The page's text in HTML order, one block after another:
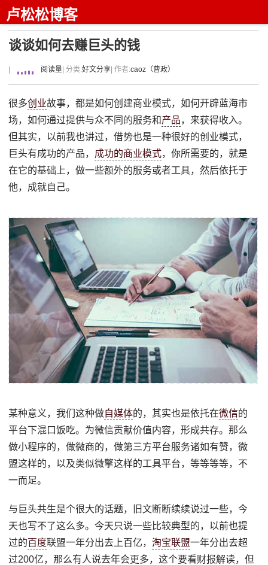
卢松松博客
谈谈如何去赚巨头的钱
阅读量 | 分类:好文分享 | 作者:caoz（曹政）
很多创业故事，都是如何创建商业模式，如何开辟蓝海市
场，如何通过提供与众不同的服务和产品，来获得收入。
但其实，以前我也讲过，借势也是一种很好的创业模式，
巨头有成功的产品， 成功的商业模式，你所需要的，就是
在它的基础上，做一些额外的服务或者工具，然后依托于
他，成就自己。
某种意义，我们这种做自媒体的，其实也是依托在微信的
平台下混口饭吃。为微信贡献价值内容，形成共存。那么
做小程序的，做微商的，做第三方平台服务诸如有赞，微
盟这样的，以及类似微擎这样的工具平台，等等等等，不
一而足。
与巨头共生是个很大的话题，旧文断断续续说过一些，今
天也写不了这么多。今天只说一些比较典型的，以前也提
过的百度联盟一年分出去上百亿，淘宝联盟一年分出去超
过200亿，那么有人说去年会更多，这个要看财报解读，但